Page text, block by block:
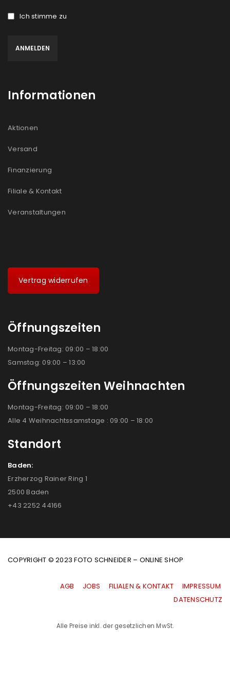
Ich stimme zu
Informationen
Aktionen
Versand
Finanzierung
Filiale & Kontakt
Veranstaltungen
Vertrag widerrufen
Öffnungszeiten
Montag-Freitag: 09:00 – 18:00
Samstag: 09:00 – 13:00
Öffnungszeiten Weihnachten
Montag-Freitag: 09:00 – 18:00
Alle 4 Weihnachtssamstage : 09:00 – 18:00
Standort
Baden:
Erzherzog Rainer Ring 1
2500 Baden
+43 2252 44166
COPYRIGHT © 2023 FOTO SCHNEIDER – ONLINE SHOP
AGB JOBS FILIALEN & KONTAKT
IMPRESSUM
|DATENSCHUTZ
Alle Preise inkl. der gesetzlichen MwSt.